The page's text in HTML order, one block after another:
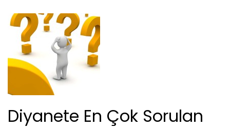
Diyanete En Çok Sorulan